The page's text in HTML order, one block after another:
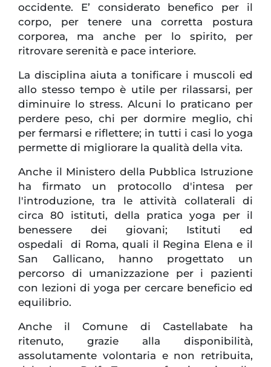
occidente. E’ considerato benefico per il
corpo, per tenere una corretta postura
corporea, ma anche per lo spirito, per
ritrovare serenità e pace interiore.
La disciplina aiuta a tonificare i muscoli ed
allo stesso tempo è utile per rilassarsi, per
diminuire lo stress. Alcuni lo praticano per
perdere peso, chi per dormire meglio, chi
per fermarsi e riflettere; in tutti i casi lo yoga
permette di migliorare la qualità della vita.
Anche il Ministero della Pubblica Istruzione
ha firmato un protocollo d'intesa per
l'introduzione, tra le attività collaterali di
circa 80 istituti, della pratica yoga per il
benessere dei giovani; Istituti ed
ospedali di Roma, quali il Regina Elena e il
San Gallicano, hanno progettato un
percorso di umanizzazione per i pazienti
con lezioni di yoga per cercare beneficio ed
equilibrio.
Anche il Comune di Castellabate ha
ritenuto, grazie alla disponibilità,
assolutamente volontaria e non retribuita,